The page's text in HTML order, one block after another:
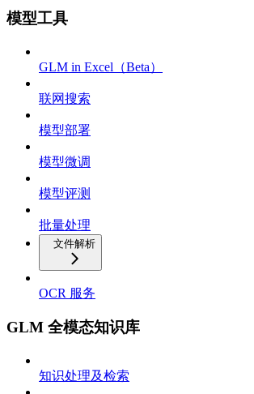
模型工具
GLM in Excel（Beta）
联网搜索
模型部署
模型微调
模型评测
批量处理
文件解析
OCR 服务
GLM 全模态知识库
知识处理及检索